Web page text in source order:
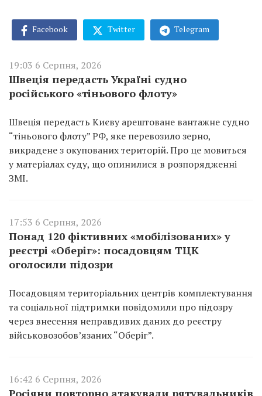
Facebook Twitter Telegram
19:03 6 Серпня, 2026
Швеція передасть Україні судно
російського «тіньового флоту»
Швеція передасть Києву арештоване вантажне судно
“тіньового флоту” РФ, яке перевозило зерно,
викрадене з окупованих територій. Про це мовиться
у матеріалах суду, що опинилися в розпорядженні
ЗМІ.
17:53 6 Серпня, 2026
Понад 120 фіктивних «мобілізованих» у
реєстрі «Оберіг»: посадовцям ТЦК
оголосили підозри
Посадовцям територіальних центрів комплектування
та соціальної підтримки повідомили про підозру
через внесення неправдивих даних до реєстру
військовозобов’язаних “Оберіг”.
16:42 6 Серпня, 2026
Росіяни повторно атакували рятувальників